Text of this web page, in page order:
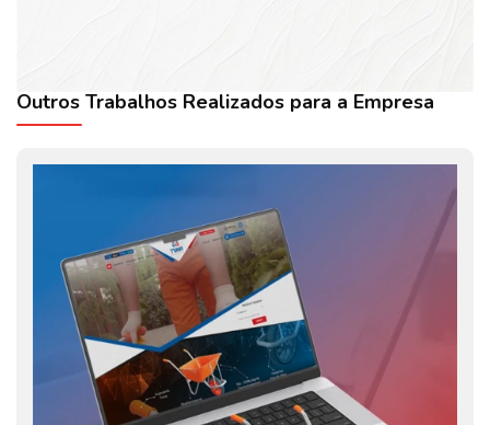
Outros Trabalhos Realizados para a Empresa